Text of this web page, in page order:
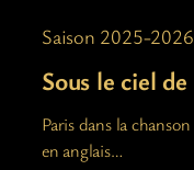
Saison 2025-2026
Sous le ciel
Paris dans la
en anglais…